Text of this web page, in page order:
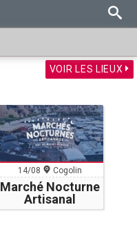
VOIR LES LIEUX
14/08 Cogolin
Marché Nocturne
Artisanal